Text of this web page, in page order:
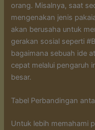
orang. Misalnya, saat
mengenakan jenis
akan berusaha untuk
gerakan sosial seperti
bagaimana sebuah ide
cepat melalui pengaruh
besar.
Tabel Perbandingan
Untuk lebih memahami